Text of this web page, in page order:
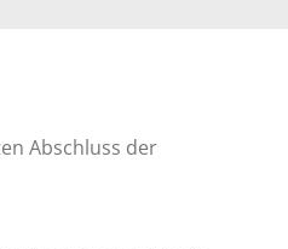
Abschluss der